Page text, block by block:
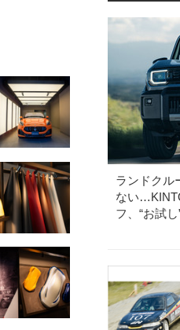
ランドクル
ない
フ、“お試